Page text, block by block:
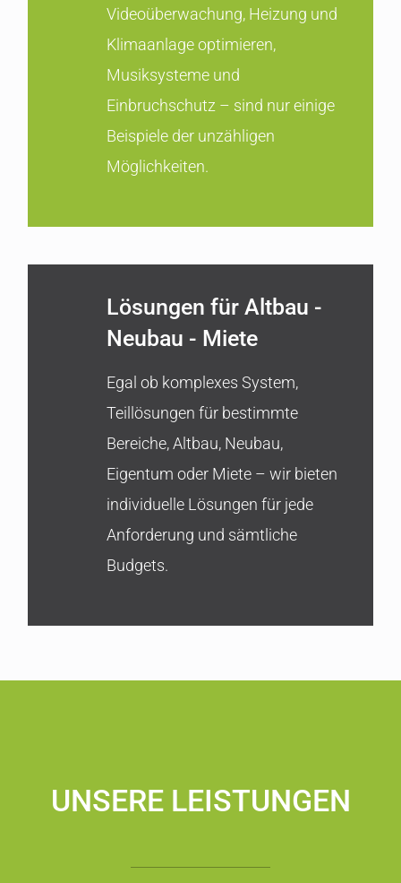
Videoüberwachung, Heizung und
Klimaanlage optimieren,
Musiksysteme und
Einbruchschutz – sind nur einige
Beispiele der unzähligen
Möglichkeiten.
Lösungen für Altbau -
Neubau - Miete
Egal ob komplexes System,
Teillösungen für bestimmte
Bereiche, Altbau, Neubau,
Eigentum oder Miete – wir bieten
individuelle Lösungen für jede
Anforderung und sämtliche
Budgets.
UNSERE LEISTUNGEN